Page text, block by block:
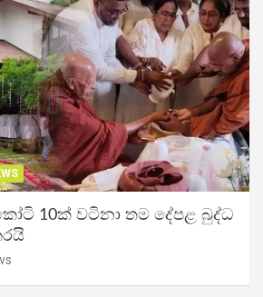
10ක් වටිනා තම දේපළ බුද්ධ